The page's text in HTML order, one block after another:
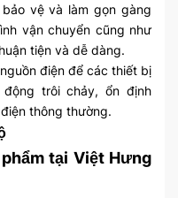
vệ và làm gọn gàng
vận chuyển cũng như
tiện và dễ dàng.
điện để các thiết bị
trôi chảy, ổn định
thông thường.
tại Việt Hưng